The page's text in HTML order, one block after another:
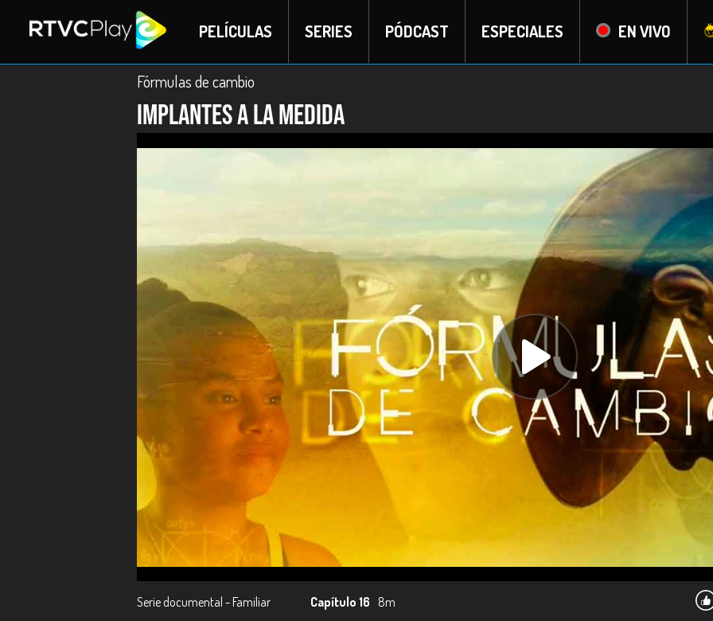
PELÍCULAS SERIES PÓDCAST ESPECIALES EN VIVO
Fórmulas de cambio
Implantes a la medida
Serie documental - Familiar Capítulo 16 8m